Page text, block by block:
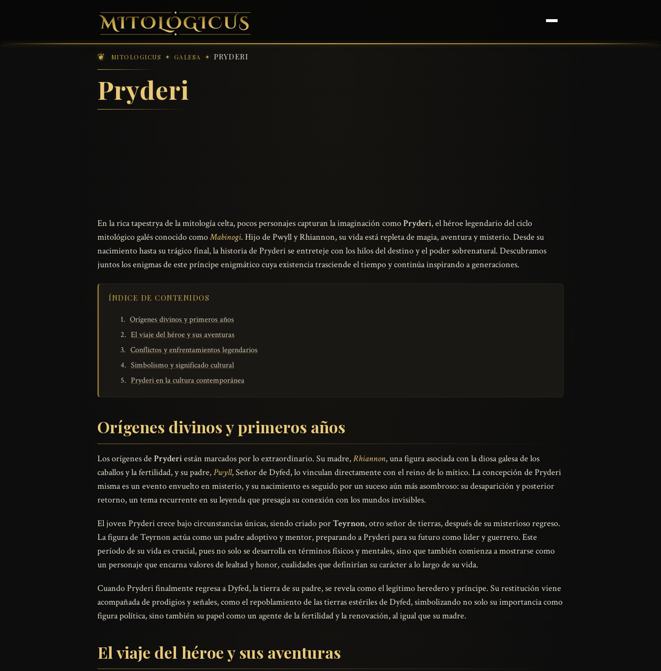
MITOLOGICUS GALESA PRYDERI
Pryderi
En la rica tapestrya de la mitología celta, pocos personajes capturan la imaginación comoPryderi, el héroe legendario del ciclo
mitológico galés conocido comoMabinogi. Hijo de Pwyll y Rhiannon, su vida está repleta de magia, aventura y misterio. Desde su
nacimiento hasta su trágico final, la historia de Pryderi se entreteje con los hilos del destino y el poder sobrenatural. Descubramos
juntos los enigmas de este príncipe enigmático cuya existencia trasciende el tiempo y continúa inspirando a generaciones.
ÍNDICE DE CONTENIDOS
Orígenes divinos y primeros años
El viaje del héroe y sus aventuras
Conflictos y enfrentamientos legendarios
Simbolismo y significado cultural
Pryderi en la cultura contemporánea
Orígenes divinos y primeros años
Los orígenes de Pryderiestán marcados por lo extraordinario. Su madre,Rhiannon, una figura asociada con la diosa galesa de los
caballos y la fertilidad, y su padre,Pwyll, Señor de Dyfed, lo vinculan directamente con el reino de lo mítico. La concepción de Pryderi
misma es un evento envuelto en misterio, y su nacimiento es seguido por un suceso aún más asombroso: su desaparición y posterior
retorno, un tema recurrente en su leyenda que presagia su conexión con los mundos invisibles.
El joven Pryderi crece bajo circunstancias únicas, siendo criado porTeyrnon, otro señor de tierras, después de su misterioso regreso.
La figura de Teyrnon actúa como un padre adoptivo y mentor, preparando a Pryderi para su futuro como líder y guerrero. Este
período de su vida es crucial, pues no solo se desarrolla en términos físicos y mentales, sino que también comienza a mostrarse como
un personaje que encarna valores de lealtad y honor, cualidades que definirían su carácter a lo largo de su vida.
Cuando Pryderi finalmente regresa a Dyfed, la tierra de su padre, se revela como el legítimo heredero y príncipe. Su restitución viene
acompañada de prodigios y señales, como el repoblamiento de las tierras estériles de Dyfed, simbolizando no solo su importancia como
figura política, sino también su papel como un agente de la fertilidad y la renovación, al igual que su madre.
El viaje del héroe y sus aventuras